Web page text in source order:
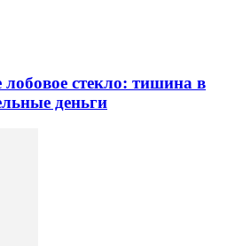
стекло: тишина в
деньги